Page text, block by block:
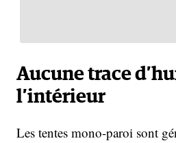
Aucune trace
l’intérieur
Les tentes mono-paroi sont